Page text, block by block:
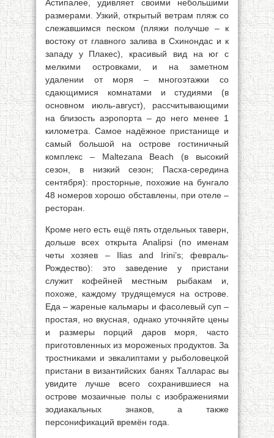
Астипалее, удивляет своими небольшими
размерами. Узкий, открытый ветрам пляж со
слежавшимся песком (пляжи получше – к
востоку от главного залива в Схинондас и к
западу у Плакес), красивый вид на юг с
мелкими островками, и на заметном
удалении от моря – многоэтажки со
сдающимися комнатами и студиями (в
основном июль-август), рассчитывающими
на близость аэропорта – до него менее 1
километра. Самое надёжное пристанище и
самый большой на острове гостиничный
комплекс – Maltezana Beach (в высокий
сезон, в низкий сезон; Пасха-середина
сентября): просторные, похожие на бунгало
48 номеров хорошо обставлены, при отеле –
ресторан.
Кроме него есть ещё пять отдельных таверн,
дольше всех открыта Analipsi (по именам
четы хозяев – Ilias and Irini’s; февраль-
Рождество): это заведение у пристани
служит кофейней местным рыбакам и,
похоже, каждому трудящемуся на острове.
Еда – жареные кальмары и фасолевый суп –
простая, но вкусная, однако уточняйте цены
и размеры порций даров моря, часто
приготовленных из мороженых продуктов. За
тростниками и эвкалиптами у рыболовецкой
пристани в византийских банях Талларас вы
увидите лучше всего сохранившиеся на
острове мозаичные полы с изображениями
зодиакальных знаков, а также
персонификаций времён года.